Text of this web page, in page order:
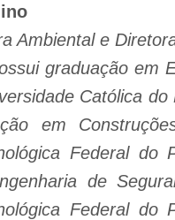
Ambiental e
graduação em
Católica do
em
Federal do
de
Federal do